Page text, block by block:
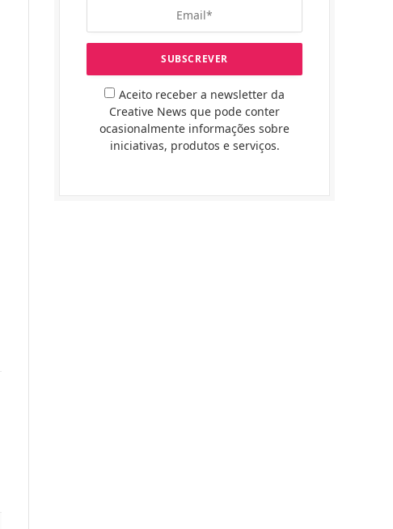
Aceito receber a newsletter da
Creative News que pode conter
ocasionalmente informações sobre
iniciativas, produtos e serviços.